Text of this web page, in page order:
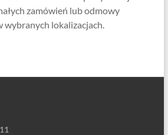
zamówień lub odmowy
wybranych lokalizacjach.